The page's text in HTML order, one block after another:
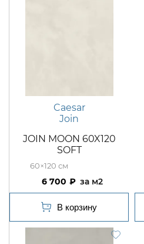
Caesar
Join
JOIN MOON 60X120
SOFT
60×120
6 700 м2